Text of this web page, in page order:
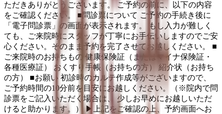
ただきありがとうございます。 ご予約の前に、以下の内容
をご確認ください。 ■問診票について ご予約の手続き後に
「電子問診票」の画面が表示されます。 もし入力が難しく
ても、ご来院時にスタッフが丁寧にお手伝いしますのでご安
心ください。そのまま予約を完了させてお越しください。 ■
ご来院時のお持ちもの 健康保険証（またはマイナ保険証・
各種医療証） おくすり手帳（お持ちの方） 紹介状（お持ち
の方） ■お願い 初診時のカルテ作成等がございますので、
ご予約時間の10分前を目安にお越しください。（※院内で問
診票をご記入いただく場合は、 少しお早めにお越しいただ
けると助かります。） ▶上記をご確認の上、予約画面へお